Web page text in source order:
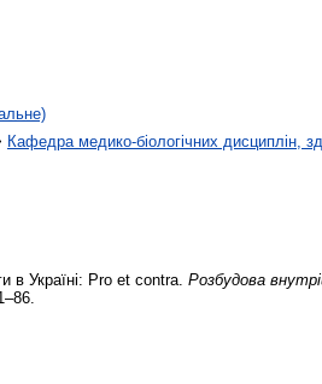
Кафедра медико-біологічних дисциплін,
в Україні: Pro et contra. Розбудова